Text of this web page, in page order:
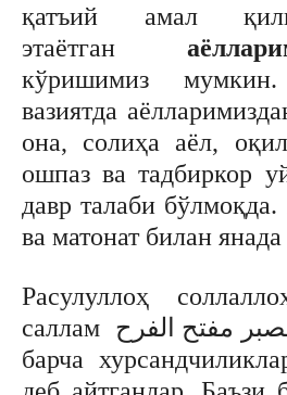
қатъий амал
этаётган
кўришимиз
вазиятда
она, солиҳа аёл,
ошпаз ва тадбиркор
давр талаби
ва матонат билан
Расулуллоҳ
саллам الصبر مفتح الفرح , яъни “Сабр
барча